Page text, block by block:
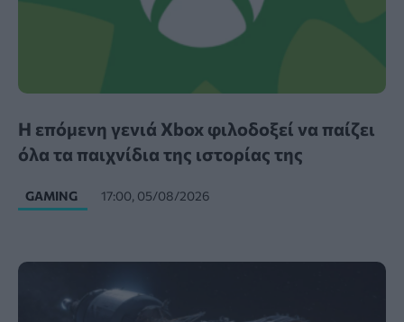
Η επόμενη γενιά Xbox φιλοδοξεί να παίζει
όλα τα παιχνίδια της ιστορίας της
GAMING 17:00, 05/08/2026